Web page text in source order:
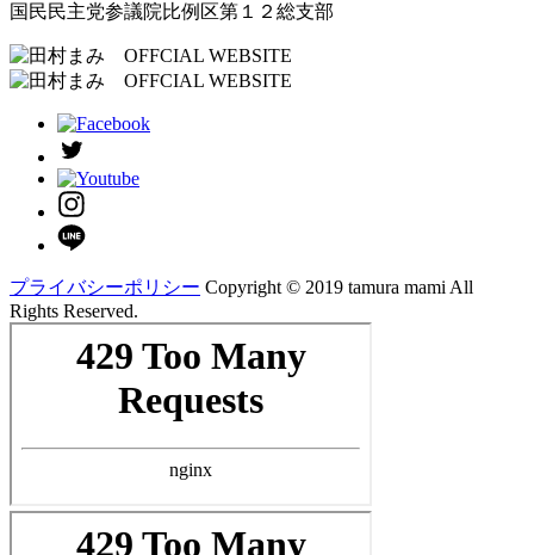
国民民主党参議院比例区第１２総支部
プライバシーポリシー Copyright ©︎ 2019 tamura mami All
Rights Reserved.